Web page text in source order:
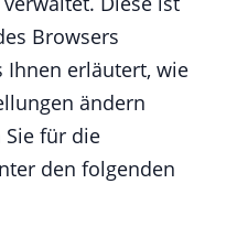
Browsers
Ihnen erläutert, wie
ändern
für die
den folgenden